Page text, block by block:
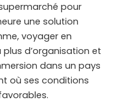
pour
une solution
voyager en
d’organisation et
dans un pays
où ses conditions